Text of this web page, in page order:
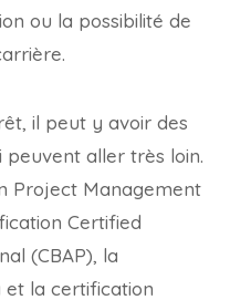
ou la possibilité de
il peut y avoir des
aller très loin.
Project Management
Certified
(CBAP), la
et la certification